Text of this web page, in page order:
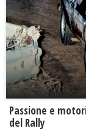
Passione e
del Rally